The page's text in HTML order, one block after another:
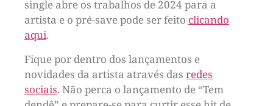
single abre os trabalhos de 2024 para a
artista e o pré-save pode ser feito clicando
aqui.
Fique por dentro dos lançamentos e
novidades da artista através das redes
sociais. Não perca o lançamento de “Tem